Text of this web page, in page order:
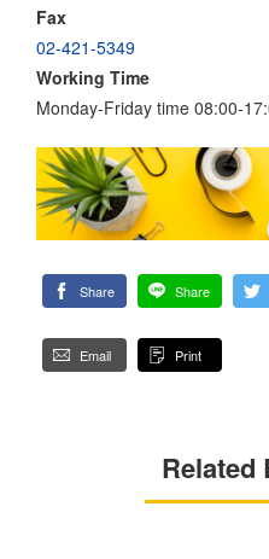
Fax
02-421-5349
Working Time
Monday-Friday time 08:00-
Share Share
Email Print
Related